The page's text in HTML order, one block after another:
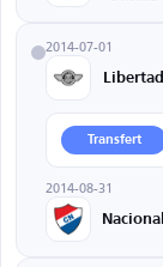
2014-07-01
Libertad
Transfert
2014-08-31
Nacional